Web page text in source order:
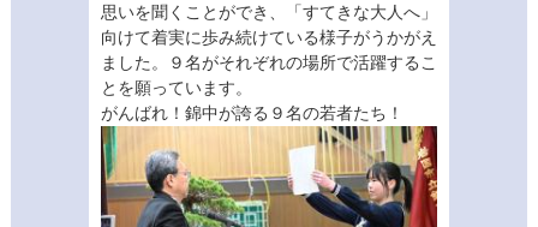
思いを聞くことができ、「すてきな大人へ」
向けて着実に歩み続けている様子がうかがえ
ました。９名がそれぞれの場所で活躍するこ
とを願っています。
がんばれ！錦中が誇る９名の若者たち！